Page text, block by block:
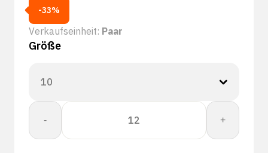
-33%
Verkaufseinheit: Paar
Größe
-
PSP
380
+